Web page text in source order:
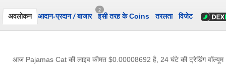
अवलोकन आदान-प्रदान/बाजार
2
इसी तरह के Coins तरलता विजेट
आज Pajamas Cat की लाइव कीमत $0.00008692 है, 24 घंटे की ट्रेडिंग वॉल्यूम